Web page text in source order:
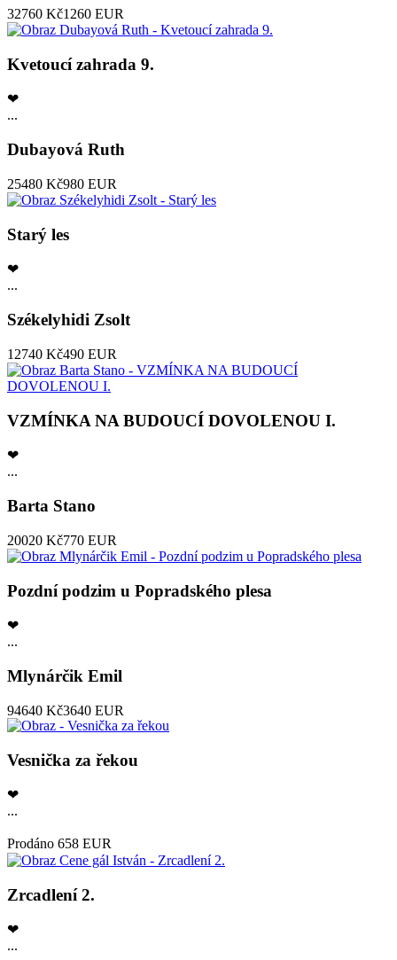
32760 Kč1260 EUR
Kvetoucí zahrada 9.
❤
...
Dubayová Ruth
25480 Kč980 EUR
Starý les
❤
...
Székelyhidi Zsolt
12740 Kč490 EUR
VZMÍNKA NA BUDOUCÍ DOVOLENOU I.
❤
...
Barta Stano
20020 Kč770 EUR
Pozdní podzim u Popradského plesa
❤
...
Mlynárčik Emil
94640 Kč3640 EUR
Vesnička za řekou
❤
...
Prodáno 658 EUR
Zrcadlení 2.
❤
...